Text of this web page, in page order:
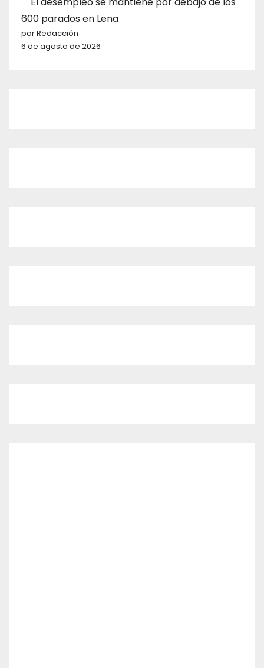
600 parados en Lena
por Redacción
6 de agosto de 2026